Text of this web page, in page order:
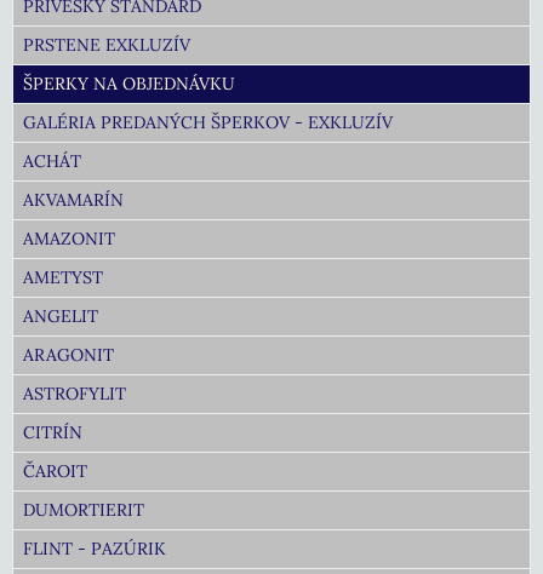
PRÍVESKY ŠTANDARD
PRSTENE EXKLUZÍV
ŠPERKY NA OBJEDNÁVKU
GALÉRIA PREDANÝCH ŠPERKOV - EXKLUZÍV
ACHÁT
AKVAMARÍN
AMAZONIT
AMETYST
ANGELIT
ARAGONIT
ASTROFYLIT
CITRÍN
ČAROIT
DUMORTIERIT
FLINT - PAZÚRIK